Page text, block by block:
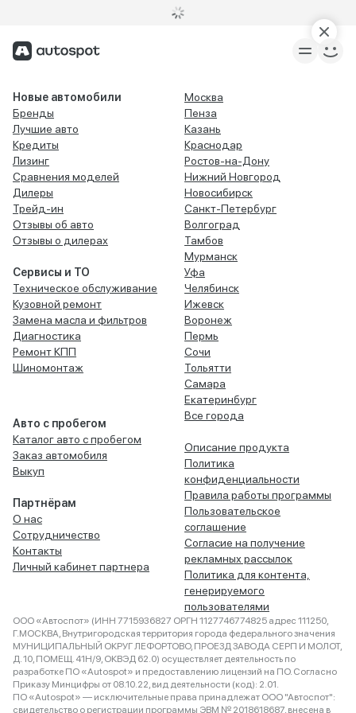
Новые автомобили
Бренды
Лучшие авто
Кредиты
Лизинг
Сравнения моделей
Дилеры
Трейд-ин
Отзывы об авто
Отзывы о дилерах
Сервисы и ТО
Техническое обслуживание
Кузовной ремонт
Замена масла и фильтров
Диагностика
Ремонт КПП
Шиномонтаж
Авто с пробегом
Каталог авто с пробегом
Заказ автомобиля
Выкуп
Партнёрам
О нас
Сотрудничество
Контакты
Личный кабинет партнера
Москва
Пенза
Казань
Краснодар
Ростов-на-Дону
Нижний Новгород
Новосибирск
Санкт-Петербург
Волгоград
Тамбов
Мурманск
Уфа
Челябинск
Ижевск
Воронеж
Пермь
Сочи
Тольятти
Самара
Екатеринбург
Все города
Описание продукта
Политика
конфиденциальности
Правила работы программы
Пользовательское
соглашение
Согласие на получение
рекламных рассылок
Политика для контента,
генерируемого
пользователями
ООО «Автоспот» (ИНН 7715936827 ОРГН 1127746774825 адрес 111250,
Г.МОСКВА, Внутригородская территория города федерального значения
МУНИЦИПАЛЬНЫЙ ОКРУГ ЛЕФОРТОВО, ПРОЕЗД ЗАВОДА СЕРП И МОЛОТ,
Д. 10, ПОМЕЩ. 41Н/9, ОКВЭД 62.0) осуществляет деятельность по
разработке ПО «Autospot» и предоставлению лицензий на ПО. Согласно
Приказу Минцифры от 08.10.22, вид деятельности (код): 2.01.
ПО «Autospot» — исключительные права принадлежат ООО "Автоспот":
свидетельство о регистрации программы ЭВМ № 2018618687, внесена в